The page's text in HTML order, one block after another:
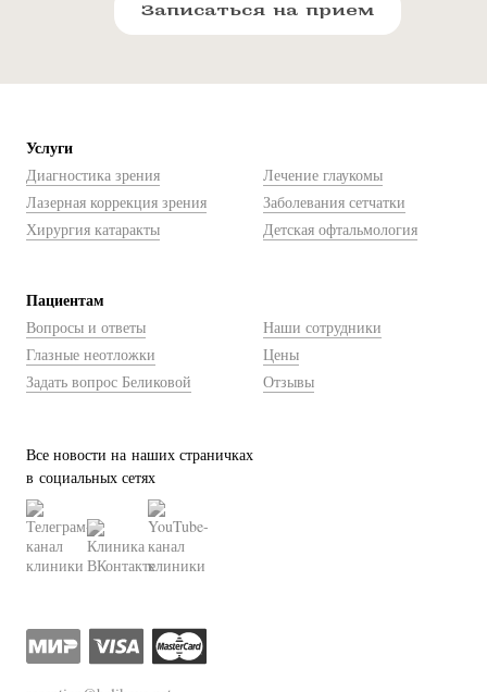
Записаться на прием
Услуги
Диагностика зрения
Лазерная коррекция зрения
Хирургия катаракты
Лечение глаукомы
Заболевания сетчатки
Детская офтальмология
Пациентам
Вопросы и ответы
Глазные неотложки
Задать вопрос Беликовой
Наши сотрудники
Цены
Отзывы
Все новости на наших страничках
в социальных сетях